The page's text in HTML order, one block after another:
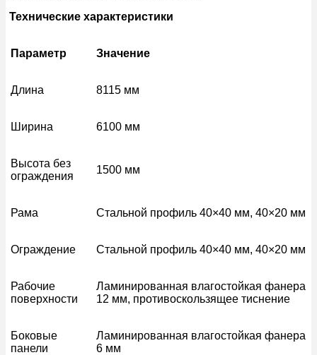
Технические характеристики
Параметр Значение
Длина 8115 мм
Ширина 6100 мм
Высота без
ограждения
1500 мм
Рама Стальной профиль 40×40 мм, 40×20 мм
Ограждение Стальной профиль 40×40 мм, 40×20 мм
Рабочие
поверхности
Ламинированная влагостойкая фанера
12 мм, противоскользящее тиснение
Боковые
панели
Ламинированная влагостойкая фанера
6 мм